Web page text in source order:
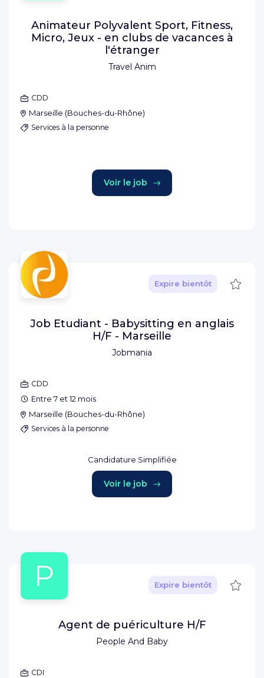
Travel Anim
Animateur Polyvalent Sport, Fitness,
Micro, Jeux - en clubs de vacances à
l'étranger
CDD
Marseille (Bouches-du-Rhône)
Services à la personne
Voir le job
Jobmania
Expire bientôt
Job Etudiant - Babysitting en anglais
H/F - Marseille
CDD
Entre 7 et 12 mois
Marseille (Bouches-du-Rhône)
Services à la personne
Candidature Simplifiée
Voir le job
P
People And Baby
Expire bientôt
Agent de puériculture H/F
CDI